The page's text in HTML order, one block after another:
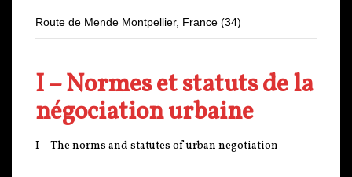
Route de Mende Montpellier, France (34)
I – Normes et statuts de la
négociation urbaine
I – The norms and statutes of urban negotiation